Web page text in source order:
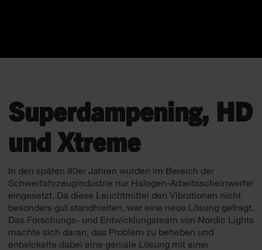
Superdampening, HD
und Xtreme
In den späten 80er Jahren wurden im Bereich der
Schwerfahrzeugindustrie nur Halogen-Arbeitsscheinwerfer
eingesetzt. Da diese Leuchtmittel den Vibrationen nicht
besonders gut standhielten, war eine neue Lösung gefragt.
Das Forschungs- und Entwicklungsteam von Nordic Lights
machte sich daran, das Problem zu beheben und
entwickelte dabei eine geniale Lösung mit einer